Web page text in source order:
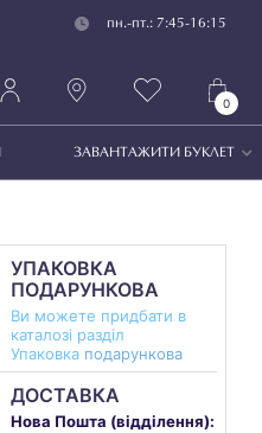
пн.-пт.: 7:45-16:15
0
ЗАВАНТАЖИТИ БУКЛЕТ
УПАКОВКА
ПОДАРУНКОВА
Ви можете придбати в
каталозі разділ
Упаковка подарункова
ДОСТАВКА
Нова Пошта (відділення):